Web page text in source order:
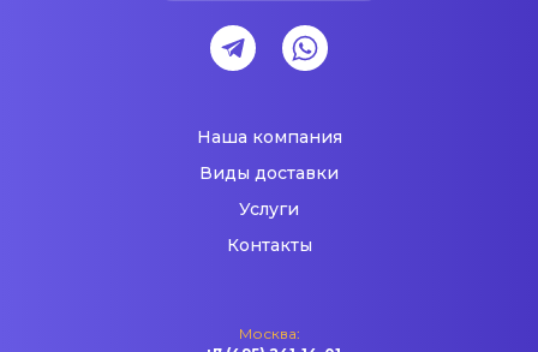
Наша компания
Виды доставки
Услуги
Контакты
Москва: